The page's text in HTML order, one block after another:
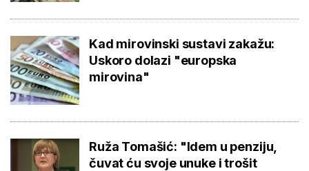
Kad mirovinski sustavi zakažu:
Uskoro dolazi "europska
mirovina"
Ruža Tomašić: "Idem u penziju,
čuvat ću svoje unuke i trošit